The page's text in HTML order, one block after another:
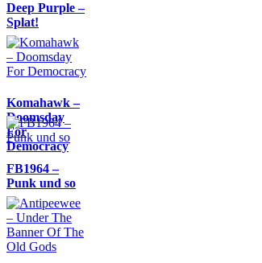
Deep Purple –
Splat!
Komahawk –
Doomsday
For
Democracy
FB1964 –
Punk und so